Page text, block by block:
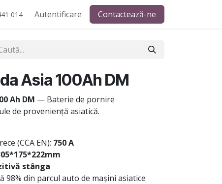
014 Autentificare Contactează-ne
Asia 100Ah DM
Ah DM — Baterie de pornire
de proveniență asiatică.
(CCA EN): 750 A
stânga
98% din parcul auto de mașini asiatice